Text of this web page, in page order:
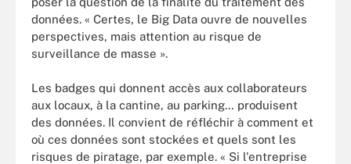
données. « Certes, le Big Data ouvre de nouvelles
perspectives, mais attention au risque de
surveillance de masse ».
Les badges qui donnent accès aux collaborateurs
aux locaux, à la cantine, au parking… produisent
des données. Il convient de réfléchir à comment et
où ces données sont stockées et quels sont les
risques de piratage, par exemple. « Si l'entreprise